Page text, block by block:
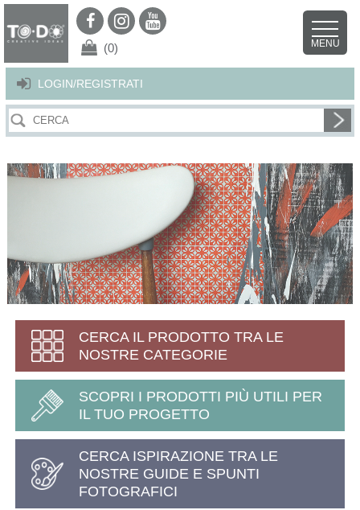
Per offrirti il miglior servizio possibile questo sito utilizza i cookies.
Continuando la navigazione nel sito autorizzi l’uso dei cookies. Per ulteriori
LOGIN/REGISTRATI
(0) MENU
CERCA IL PRODOTTO TRA LE
NOSTRE CATEGORIE
SCOPRI I PRODOTTI PIÙ UTILI PER
IL TUO PROGETTO
CERCA ISPIRAZIONE TRA LE
NOSTRE GUIDE E SPUNTI
FOTOGRAFICI